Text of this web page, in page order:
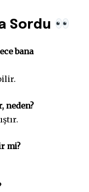
Sordu
bana
neden?
mi?